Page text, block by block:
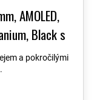
AMOLED,
Black s
03199-40+
Czech PRO
a pokročilými